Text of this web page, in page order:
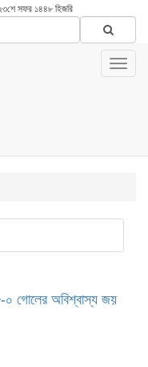
সফর ১৪৪৮ হিজরি
০ গোলের অবিশ্বাস্য জয়